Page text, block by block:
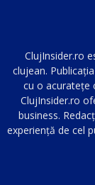
ClujInsider.ro
clujean.
cu o acuratețe
ClujInsider.ro
business.
experiență de cel